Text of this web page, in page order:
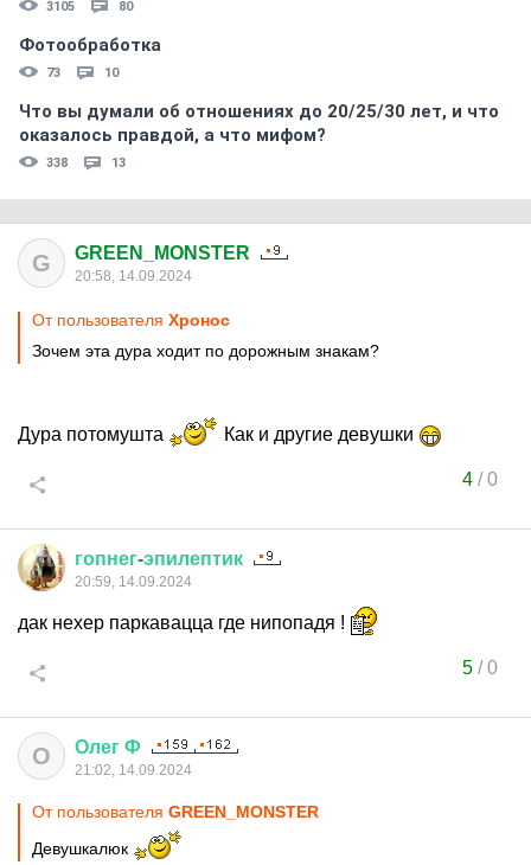
3105 80
Фотообработка
73 10
Что вы думали об отношениях до 20/25/30 лет, и что
оказалось правдой, а что мифом?
338 13
G GREEN_MONSTER
20:58, 14.09.2024
От пользователя Хронос
Зочем эта дура ходит по дорожным знакам?
Дура потомушта Как и другие девушки
4/0
гопнег-эпилептик
20:59, 14.09.2024
дак нехер паркавацца где нипопадя !
5/0
О Олег Ф
21:02, 14.09.2024
От пользователя GREEN_MONSTER
Девушкалюк